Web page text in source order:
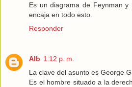
Es un diagrama de Feynman
encaja en todo esto.
Responder
Alb 1:12 p. m.
La clave del asunto es George
Es el hombre situado a la